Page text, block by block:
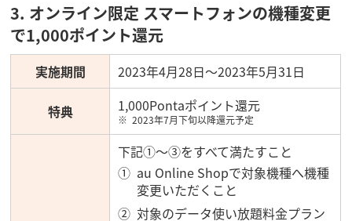
3. オンライン限定 スマートフォンの機種変更
で1,000ポイント還元
実施期間 2023年4月28日～2023年5月31日
特典 1,000Pontaポイント還元
2023年7月下旬以降還元予定
下記①～③をすべて満たすこと
au Online Shopで対象機種へ機種
変更いただくこと
対象のデータ使い放題料金プラン